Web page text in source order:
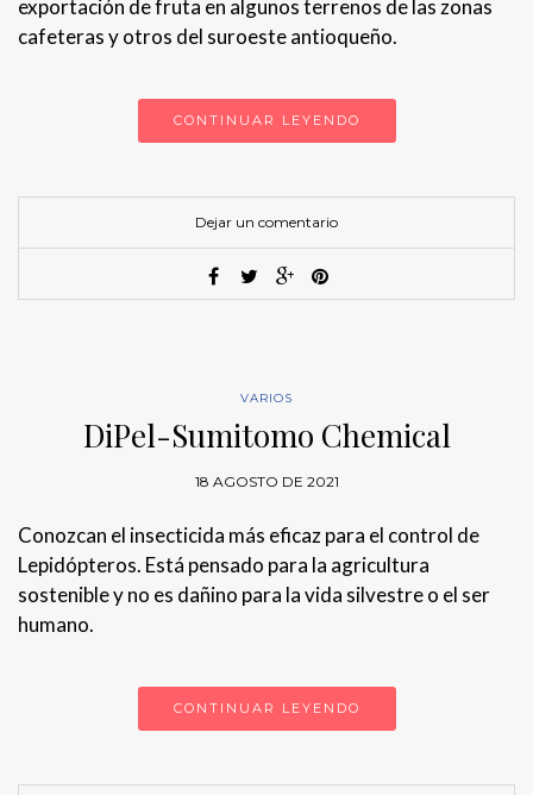
exportación de fruta en algunos terrenos de las zonas
cafeteras y otros del suroeste antioqueño.
CONTINUAR LEYENDO
Dejar un comentario
VARIOS
DiPel-Sumitomo Chemical
18 AGOSTO DE 2021
Conozcan el insecticida más eficaz para el control de
Lepidópteros. Está pensado para la agricultura
sostenible y no es dañino para la vida silvestre o el ser
humano.
CONTINUAR LEYENDO